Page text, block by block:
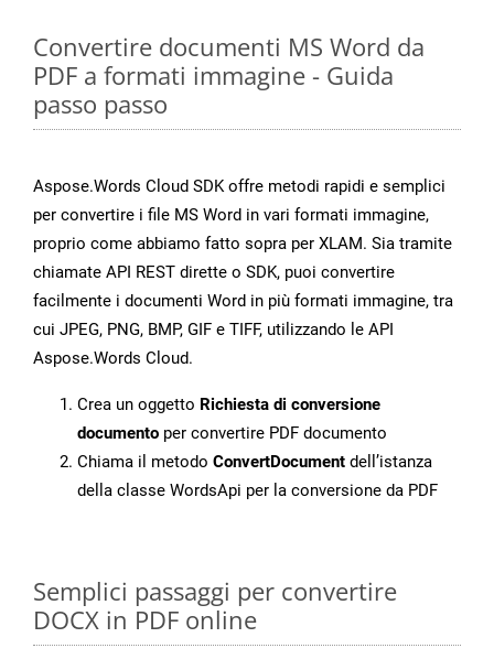
Convertire documenti MS Word da
PDF a formati immagine - Guida
passo passo
Aspose.Words Cloud SDK offre metodi rapidi e semplici
per convertire i file MS Word in vari formati immagine,
proprio come abbiamo fatto sopra per XLAM. Sia tramite
chiamate API REST dirette o SDK, puoi convertire
facilmente i documenti Word in più formati immagine, tra
cui JPEG, PNG, BMP, GIF e TIFF, utilizzando le API
Aspose.Words Cloud.
Crea un oggetto Richiesta di conversione
documento per convertire PDF documento
Chiama il metodo ConvertDocument dell’istanza
della classe WordsApi per la conversione da PDF
Semplici passaggi per convertire
DOCX in PDF online